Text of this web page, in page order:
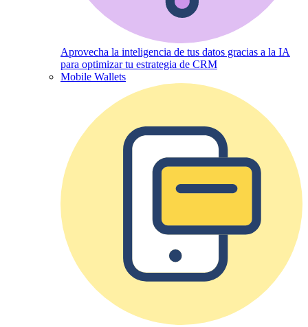
Aprovecha la inteligencia de tus datos gracias a la IA
para optimizar tu estrategia de CRM
Mobile Wallets